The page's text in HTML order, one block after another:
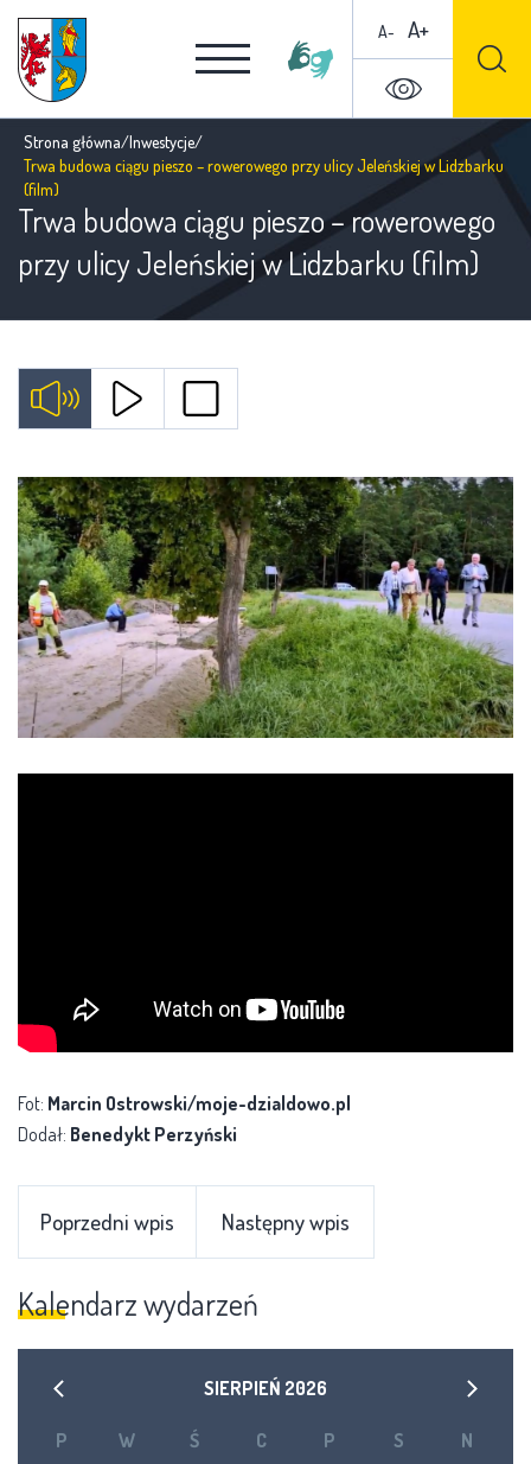
A- A+
Strona główna/Inwestycje/
Trwa budowa ciągu pieszo – rowerowego przy ulicy Jeleńskiej w Lidzbarku
(film)
Trwa budowa ciągu pieszo – rowerowego
przy ulicy Jeleńskiej w Lidzbarku (film)
Fot: Marcin Ostrowski/moje-dzialdowo.pl
Dodał: Benedykt Perzyński
Poprzedni wpis Następny wpis
Kalendarz wydarzeń
SIERPIEŃ 2026
P W Ś C P S N